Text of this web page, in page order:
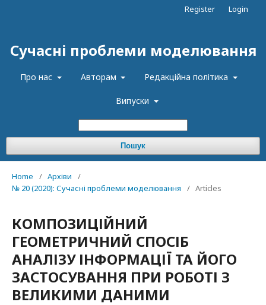
Сучасні проблеми моделювання
Про нас Авторам Редакційна політика
Випуски
Пошук
Register Login
Home / Архіви
/
№ 20 (2020): Сучасні проблеми моделювання
/ Articles
КОМПОЗИЦІЙНИЙ
ГЕОМЕТРИЧНИЙ СПОСІБ
АНАЛІЗУ ІНФОРМАЦІЇ ТА ЙОГО
ЗАСТОСУВАННЯ ПРИ РОБОТІ З
ВЕЛИКИМИ ДАНИМИ